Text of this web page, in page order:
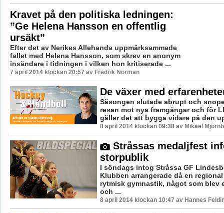
Kravet på den politiska ledningen:
”Ge Helena Hansson en offentlig
ursäkt”
Efter det av Nerikes Allehanda uppmärksammade
fallet med Helena Hansson, som skrev en anonym
insändare i tidningen i vilken hon kritiserade ...
7 april 2014 klockan 20:57 av Fredrik Norman
De växer med
Säsongen slutade abrupt och
resan mot nya framgångar och för
gäller det att bygga vidare på den
8 april 2014 klockan 09:38 av Mikael
Stråssas medaljfest
storpublik
I söndags intog Stråssa GF
Klubben arrangerade då en
rytmisk gymnastik, något som blev
och ...
8 april 2014 klockan 10:47 av Hannes